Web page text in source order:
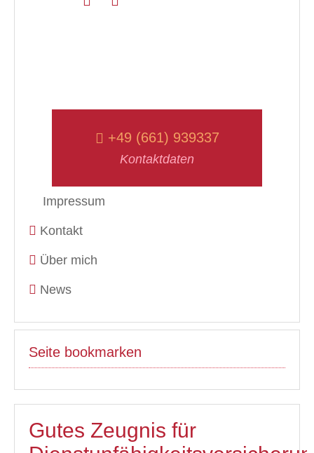
+49 (661) 939337
Kontaktdaten
Impressum
Kontakt
Über mich
News
Seite bookmarken
Gutes Zeugnis für